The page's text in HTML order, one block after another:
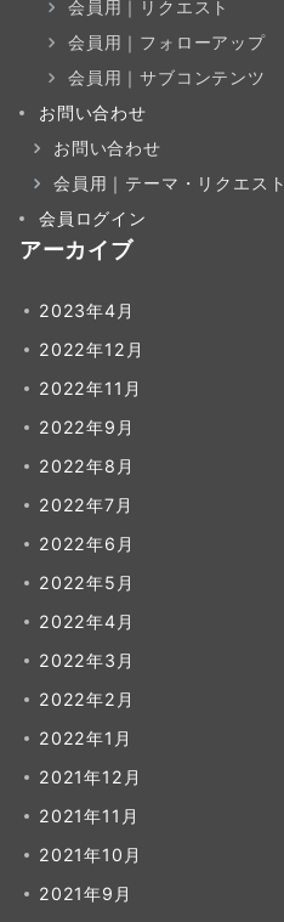
会員用｜リクエスト
会員用｜フォローアップ
会員用｜サブコンテンツ
お問い合わせ
お問い合わせ
会員用｜テーマ・リクエスト
会員ログイン
アーカイブ
2023年4月
2022年12月
2022年11月
2022年9月
2022年8月
2022年7月
2022年6月
2022年5月
2022年4月
2022年3月
2022年2月
2022年1月
2021年12月
2021年11月
2021年10月
2021年9月